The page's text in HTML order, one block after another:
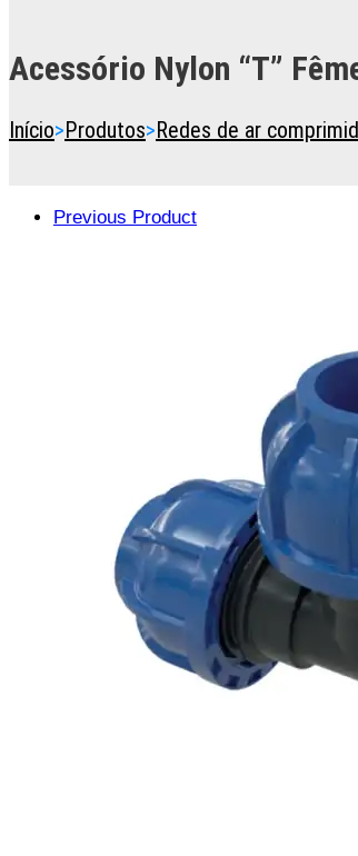
to
or
collapse
Acessório Nylon “T”
Início>Produtos>Redes de ar
Previous Product